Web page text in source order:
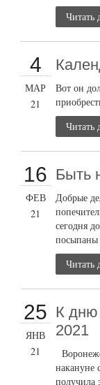
Читать
4
МАР
21
Вот он
Читать
16
ФЕВ
21
Быть
Добрые
сегодня
посыпаны
Читать
25
ЯНВ
21
К дню
2021
накануне
получила